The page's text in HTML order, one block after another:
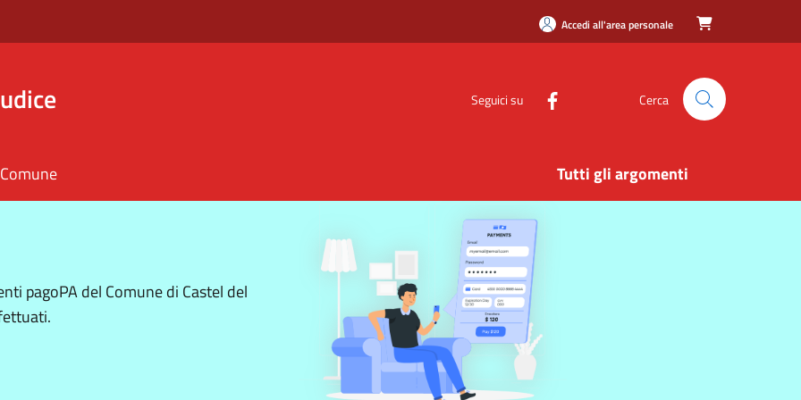
Accedi all'area personale 
Seguici su Cerca
Tutti gli argomenti
pagoPA del Comune di Castel del